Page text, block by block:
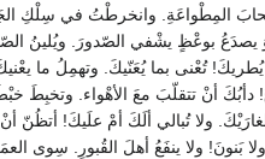
المِطْواعَةِ. وانخرطْتُ في سِلْكِ
بوعْظٍ يشْفي الصّدورَ. ويُلينُ
تُعْنى بما يُعَنّيكَ. وتهمِلُ ما
دأبُكَ أنْ تتقلّبَ معَ الأهْواء. وتخبِطَ
ولا تُبالي ألَكَ أمْ علَيكَ!
بَنونَ! ولا ينفَعُ أهلَ القُبورِ.